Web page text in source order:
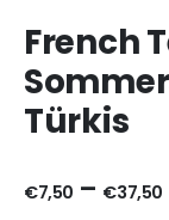
French
Türkis
€7,50 – €37,50